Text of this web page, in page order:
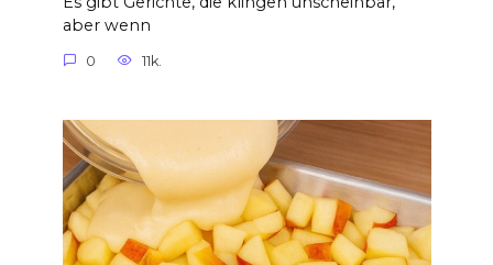
aber wenn
0 11k.